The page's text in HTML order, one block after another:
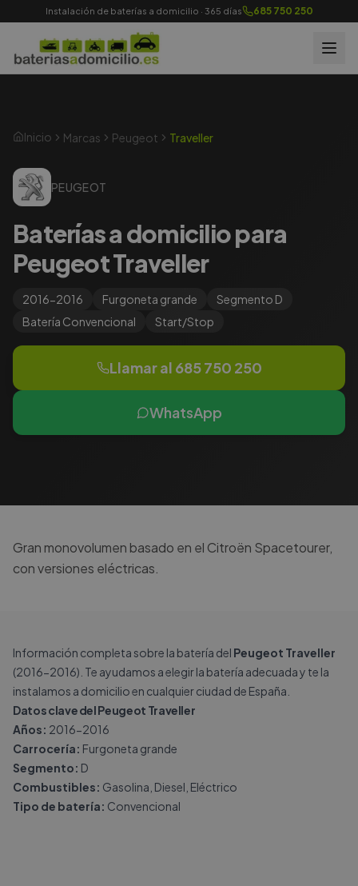
Instalación de baterías a domicilio · 365 días 685 750 250
Inicio Marcas Peugeot Traveller
PEUGEOT
Baterías a domicilio para
Peugeot Traveller
2016-2016 Furgoneta grande Segmento D
Batería Convencional Start/Stop
Llamar al 685 750 250
WhatsApp
Gran monovolumen basado en el Citroën Spacetourer,
con versiones eléctricas.
Información completa sobre la batería del Peugeot Traveller
(2016-2016). Te ayudamos a elegir la batería adecuada y te la
instalamos a domicilio en cualquier ciudad de España.
Datos clave del Peugeot Traveller
Años: 2016-2016
Carrocería: Furgoneta grande
Segmento: D
Combustibles: Gasolina, Diesel, Eléctrico
Tipo de batería: Convencional